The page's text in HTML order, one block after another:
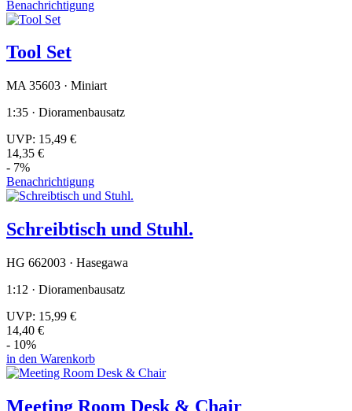
Benachrichtigung
Tool Set
MA 35603 · Miniart
1:35 · Dioramenbausatz
UVP: 15,49 €
14,35 €
- 7%
Benachrichtigung
Schreibtisch und Stuhl.
HG 662003 · Hasegawa
1:12 · Dioramenbausatz
UVP: 15,99 €
14,40 €
- 10%
in den Warenkorb
Meeting Room Desk & Chair